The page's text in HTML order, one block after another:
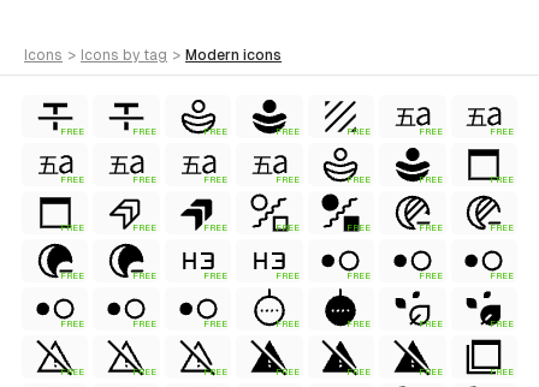
icons > icons by tag > modern icons
FREE FREE FREE FREE FREE FREE FREE
FREE FREE FREE FREE FREE FREE FREE
FREE FREE FREE FREE FREE FREE FREE
FREE FREE FREE FREE FREE FREE FREE
FREE FREE FREE FREE FREE FREE FREE
FREE FREE FREE FREE FREE FREE FREE